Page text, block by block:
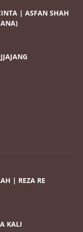
| ASFAN SHAH
| REZA RE
KALI